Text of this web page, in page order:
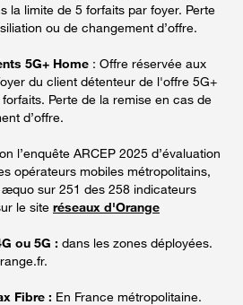
la limite de 5 forfaits par foyer. Perte
ou de changement d’offre.
5G+ Home : Offre réservée aux
du client détenteur de l'offre 5G+
Perte de la remise en cas de
d’offre.
l’enquête ARCEP 2025 d’évaluation
opérateurs mobiles métropolitains,
sur 251 des 258 indicateurs
le site réseaux d'Orange
ou 5G : dans les zones déployées.
Fibre : En France métropolitaine.